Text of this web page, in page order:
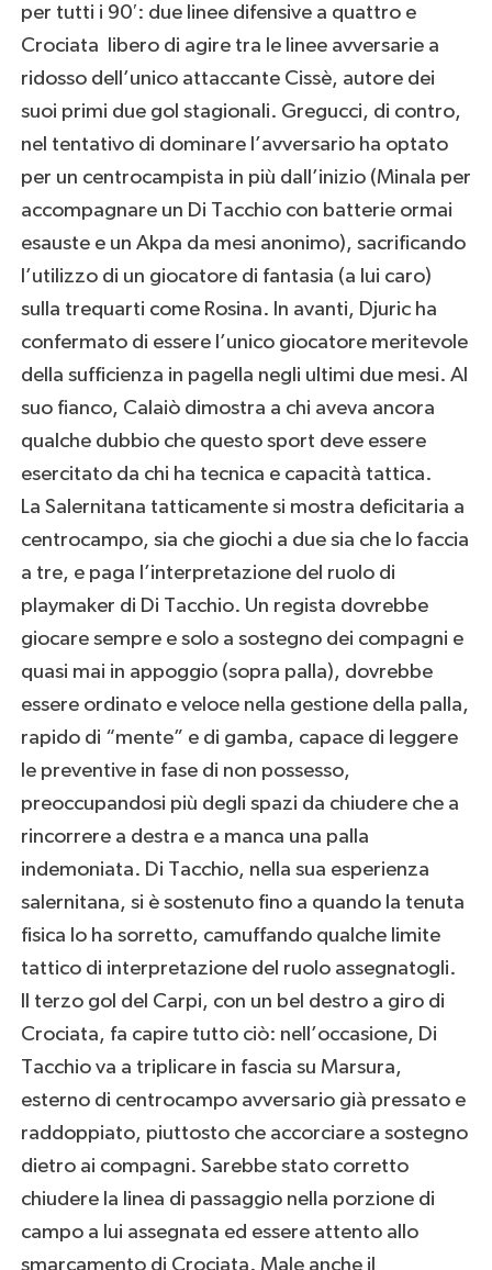
per tutti i 90′: due linee difensive a quattro e
Crociata libero di agire tra le linee avversarie a
ridosso dell’unico attaccante Cissè, autore dei
suoi primi due gol stagionali. Gregucci, di contro,
nel tentativo di dominare l’avversario ha optato
per un centrocampista in più dall’inizio (Minala per
accompagnare un Di Tacchio con batterie ormai
esauste e un Akpa da mesi anonimo), sacrificando
l’utilizzo di un giocatore di fantasia (a lui caro)
sulla trequarti come Rosina. In avanti, Djuric ha
confermato di essere l’unico giocatore meritevole
della sufficienza in pagella negli ultimi due mesi. Al
suo fianco, Calaiò dimostra a chi aveva ancora
qualche dubbio che questo sport deve essere
esercitato da chi ha tecnica e capacità tattica.
La Salernitana tatticamente si mostra deficitaria a
centrocampo, sia che giochi a due sia che lo faccia
a tre, e paga l’interpretazione del ruolo di
playmaker di Di Tacchio. Un regista dovrebbe
giocare sempre e solo a sostegno dei compagni e
quasi mai in appoggio (sopra palla), dovrebbe
essere ordinato e veloce nella gestione della palla,
rapido di “mente” e di gamba, capace di leggere
le preventive in fase di non possesso,
preoccupandosi più degli spazi da chiudere che a
rincorrere a destra e a manca una palla
indemoniata. Di Tacchio, nella sua esperienza
salernitana, si è sostenuto fino a quando la tenuta
fisica lo ha sorretto, camuffando qualche limite
tattico di interpretazione del ruolo assegnatogli.
Il terzo gol del Carpi, con un bel destro a giro di
Crociata, fa capire tutto ciò: nell’occasione, Di
Tacchio va a triplicare in fascia su Marsura,
esterno di centrocampo avversario già pressato e
raddoppiato, piuttosto che accorciare a sostegno
dietro ai compagni. Sarebbe stato corretto
chiudere la linea di passaggio nella porzione di
campo a lui assegnata ed essere attento allo
smarcamento di Crociata. Male anche il